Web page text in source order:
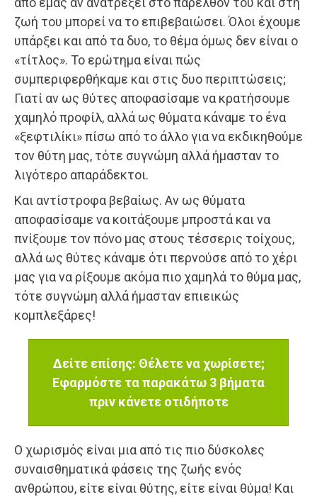
ζωή του μπορεί να το επιβεβαιώσει. Όλοι έχουμε
υπάρξει και από τα δυο, το θέμα όμως δεν είναι ο
«τίτλος». Το ερώτημα είναι πώς
συμπεριφερθήκαμε και στις δυο περιπτώσεις;
Γιατί αν ως θύτες αποφασίσαμε να κρατήσουμε
χαμηλό προφίλ, αλλά ως θύματα κάναμε το ένα
«ξεφτιλίκι» πίσω από το άλλο για να εκδικηθούμε
τον θύτη μας, τότε συγνώμη αλλά ήμασταν το
λιγότερο απαράδεκτοι.
Και αντίστροφα βεβαίως. Αν ως θύματα
αποφασίσαμε να κοιτάξουμε μπροστά και να
πνίξουμε τον πόνο μας στους τέσσερις τοίχους,
αλλά ως θύτες κάναμε ότι περνούσε από το χέρι
μας για να ρίξουμε ακόμα πιο χαμηλά το θύμα μας,
τότε συγνώμη αλλά ήμασταν επιεικώς
κομπλεξάρες!
Δείτε επίσης: Θέλετε να χωρίσετε;
Εφαρμόστε τα παρακάτω 3 βήματα
πριν κάνετε οτιδήποτε
Ο χωρισμός είναι μια από τις πιο δύσκολες
συναισθηματικά φάσεις της ζωής ενός
ανθρώπου, είτε είναι θύτης, είτε είναι θύμα! Και